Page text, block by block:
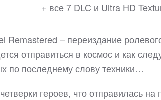
+ все 7 DLC и Ultra HD
Remastered – переиздание
отправиться в космос и как
по последнему слову техники…
героев, что отправилась